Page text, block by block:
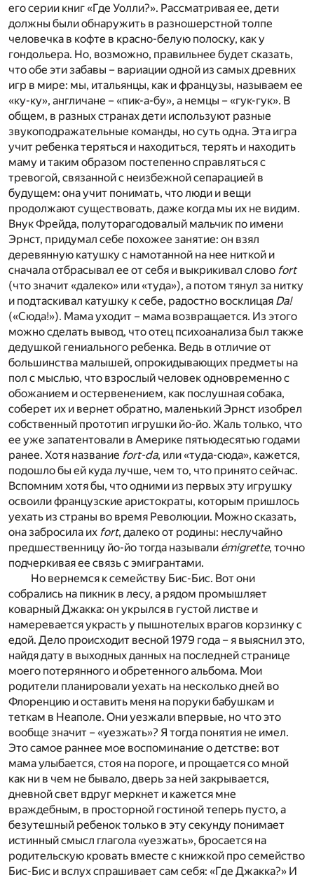
его серии книг «Где Уолли?». Рассматривая ее, дети
должны были обнаружить в разношерстной толпе
человечка в кофте в красно-белую полоску, как у
гондольера. Но, возможно, правильнее будет сказать,
что обе эти забавы – вариации одной из самых древних
игр в мире: мы, итальянцы, как и французы, называем ее
«ку-ку», англичане – «пик-а-бу», а немцы – «гук-гук». В
общем, в разных странах дети используют разные
звукоподражательные команды, но суть одна. Эта игра
учит ребенка теряться и находиться, терять и находить
маму и таким образом постепенно справляться с
тревогой, связанной с неизбежной сепарацией в
будущем: она учит понимать, что люди и вещи
продолжают существовать, даже когда мы их не видим.
Внук Фрейда, полуторагодовалый мальчик по имени
Эрнст, придумал себе похожее занятие: он взял
деревянную катушку с намотанной на нее ниткой и
сначала отбрасывал ее от себя и выкрикивал слово fort
(что значит «далеко» или «туда»), а потом тянул за нитку
и подтаскивал катушку к себе, радостно восклицая Da!
(«Сюда!»). Мама уходит – мама возвращается. Из этого
можно сделать вывод, что отец психоанализа был также
дедушкой гениального ребенка. Ведь в отличие от
большинства малышей, опрокидывающих предметы на
пол с мыслью, что взрослый человек одновременно с
обожанием и остервенением, как послушная собака,
соберет их и вернет обратно, маленький Эрнст изобрел
собственный прототип игрушки йо-йо. Жаль только, что
ее уже запатентовали в Америке пятьюдесятью годами
ранее. Хотя название fort-da, или «туда-сюда», кажется,
подошло бы ей куда лучше, чем то, что принято сейчас.
Вспомним хотя бы, что одними из первых эту игрушку
освоили французские аристократы, которым пришлось
уехать из страны во время Революции. Можно сказать,
она забросила их fort, далеко от родины: неслучайно
предшественницу йо-йо тогда называли émigrette, точно
подчеркивая ее связь с эмигрантами.
Но вернемся к семейству Бис-Бис. Вот они
собрались на пикник в лесу, а рядом промышляет
коварный Джакка: он укрылся в густой листве и
намеревается украсть у пышнотелых врагов корзинку с
едой. Дело происходит весной 1979 года – я выяснил это,
найдя дату в выходных данных на последней странице
моего потерянного и обретенного альбома. Мои
родители планировали уехать на несколько дней во
Флоренцию и оставить меня на поруки бабушкам и
теткам в Неаполе. Они уезжали впервые, но что это
вообще значит – «уезжать»? Я тогда понятия не имел.
Это самое раннее мое воспоминание о детстве: вот
мама улыбается, стоя на пороге, и прощается со мной
как ни в чем не бывало, дверь за ней закрывается,
дневной свет вдруг меркнет и кажется мне
враждебным, в просторной гостиной теперь пусто, а
безутешный ребенок только в эту секунду понимает
истинный смысл глагола «уезжать», бросается на
родительскую кровать вместе с книжкой про семейство
Бис-Бис и вслух спрашивает сам себя: «Где Джакка?» И